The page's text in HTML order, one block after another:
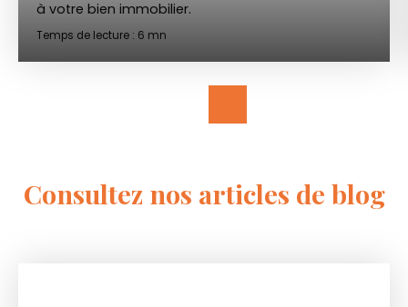
à votre bien immobilier.
Temps de lecture : 6 mn
Consultez nos articles de blog